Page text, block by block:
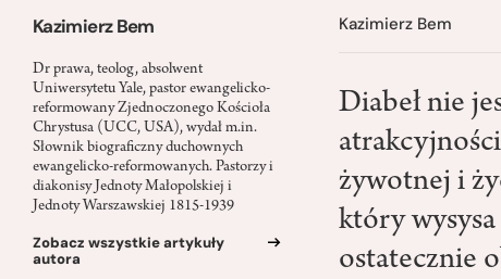
Kazimierz Bem
Dr prawa, teolog, absolwent
Uniwersytetu Yale, pastor ewangelicko-
reformowany Zjednoczonego Kościoła
Chrystusa (UCC, USA), wydał m.in.
Słownik biograficzny duchownych
ewangelicko-reformowanych. Pastorzy i
diakonisy Jednoty Małopolskiej i
Jednoty Warszawskiej 1815-1939
Zobacz wszystkie artykuły
autora
Kazimierz Bem
Diabeł nie
żywotnej i
który
ostatecznie